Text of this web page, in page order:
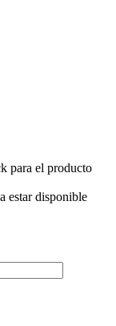
para el producto
estar disponible